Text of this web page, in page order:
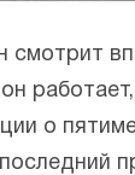
смотрит
о